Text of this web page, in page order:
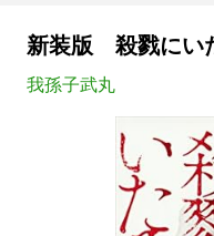
新装版 殺戮にい
我孫子武丸